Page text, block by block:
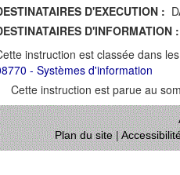
D'EXECUTION :
D'INFORMATION :
instruction est classée dans
- Systèmes d'information
Cette instruction est parue au
Plan du site|